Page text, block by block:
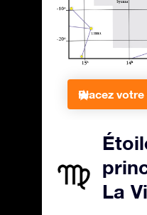
Placez
La